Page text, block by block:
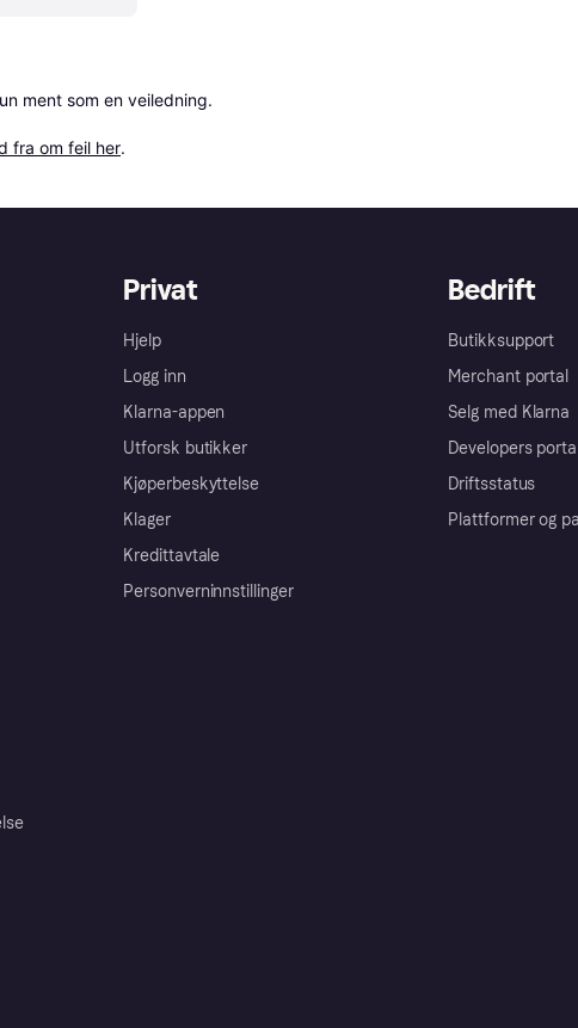
ment som en veiledning.
fra om feil her.
Privat
Hjelp
Logg inn
Klarna-appen
Utforsk butikker
Kjøperbeskyttelse
Klager
Kredittavtale
Personverninnstillinger
Bedrift
Butikksupport
Merchant portal
Selg med Klarna
Developers portal
Driftsstatus
Plattformer og